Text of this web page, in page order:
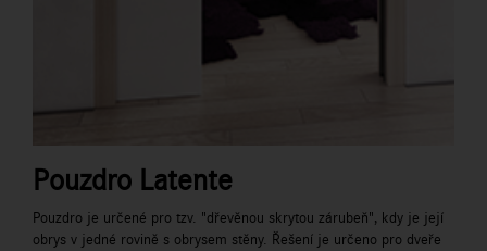
Pouzdro Latente
Pouzdro je určené pro tzv. "dřevěnou skrytou zárubeň", kdy je její
obrys v jedné rovině s obrysem stěny. Řešení je určeno pro dveře